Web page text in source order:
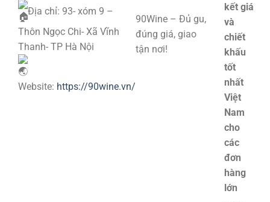
Địa chỉ: 93- xóm 9 –
Thôn Ngọc Chi- Xã Vĩnh
Thanh- TP Hà Nội
Website: https://90wine.vn/
90Wine – Đủ gu,
đúng giá, giao
tận nơi!
kết giá
và
chiết
khấu
tốt
nhất
Việt
Nam
cho
các
đơn
hàng
lớn